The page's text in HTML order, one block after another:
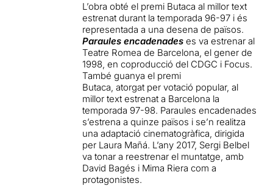
L’obra obté el premi Butaca al millor text
estrenat durant la temporada 96-97 i és
representada a una desena de països.
Paraules encadenades es va estrenar al
Teatre Romea de Barcelona, el gener de
1998, en coproducció del CDGC i Focus.
També guanya el premi
Butaca, atorgat per votació popular, al
millor text estrenat a Barcelona la
temporada 97-98. Paraules encadenades
s’estrena a quinze països i se’n realitza
una adaptació cinematogràfica, dirigida
per Laura Mañá. L’any 2017, Sergi Belbel
va tonar a reestrenar el muntatge, amb
David Bagés i Mima Riera com a
protagonistes.